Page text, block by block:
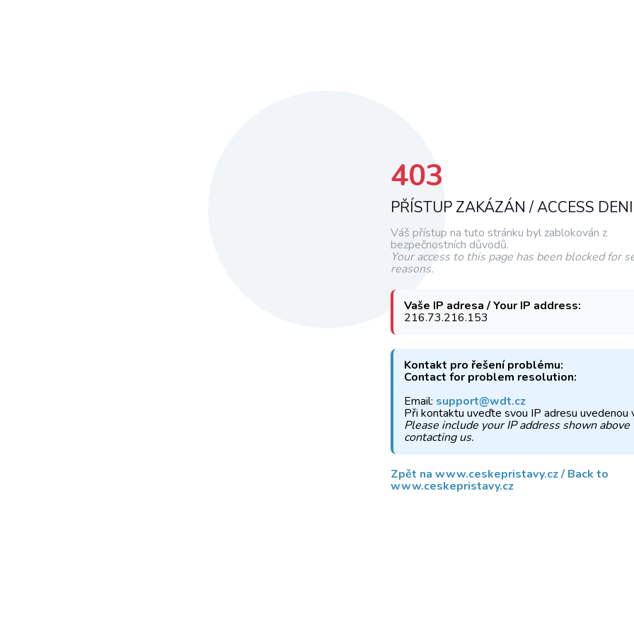
403
PŘÍSTUP ZAKÁZÁN / ACCESS
Váš přístup na tuto stránku byl zablokován z
bezpečnostních důvodů.
Your access to this page has been blocked for
reasons.
Vaše IP adresa / Your IP address:
216.73.216.153
Kontakt pro řešení problému:
Contact for problem resolution:
Email: support@wdt.cz
Při kontaktu uveďte svou IP adresu uvedenou
Please include your IP address shown above
contacting us.
Zpět na www.ceskepristavy.cz / Back to
www.ceskepristavy.cz